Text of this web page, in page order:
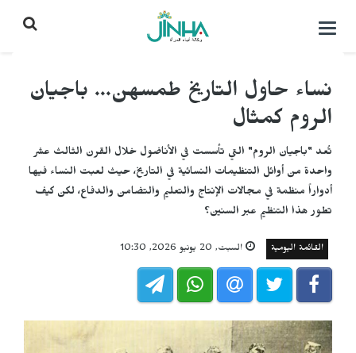
التحكم
نساء حاول التاريخ طمسهن... باجيان
الروم كمثال
تُعد "باجيان الروم" التي تأسست في الأناضول خلال القرن الثالث عشر
واحدة من أوائل التنظيمات النسائية في التاريخ، حيث لعبت النساء فيها
أدواراً منظمة في مجالات الإنتاج والتعليم والتضامن والدفاع، لكن كيف
تطور هذا التنظيم عبر السنين؟
القائمة اليومية السبت, 20 يونيو 2026, 10:30